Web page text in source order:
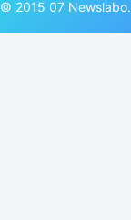
© 2015 07 Newslabo.